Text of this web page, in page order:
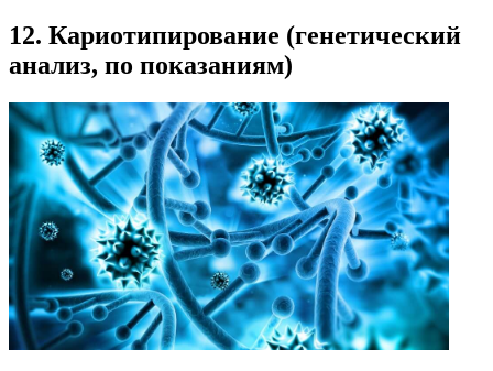
12. Кариотипирование (генетический
анализ, по показаниям)